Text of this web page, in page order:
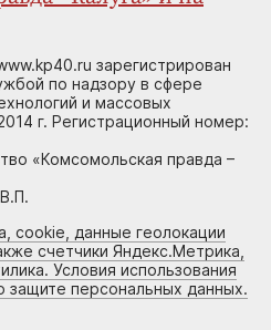
зарегистрирован
по надзору в сфере
и массовых
г. Регистрационный номер:
«Комсомольская правда –
cookie, данные геолокации
счетчики Яндекс.Метрика,
Условия использования
защите персональных данных.